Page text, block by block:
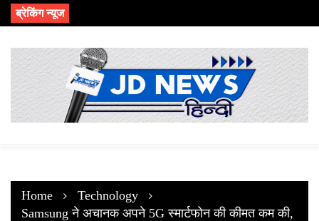
Skip
to
ब्रेकिंग न्यूज
Home
Technology
Samsung ने अचानक अपने 5G स्मार्टफोन की कीमत कम की,